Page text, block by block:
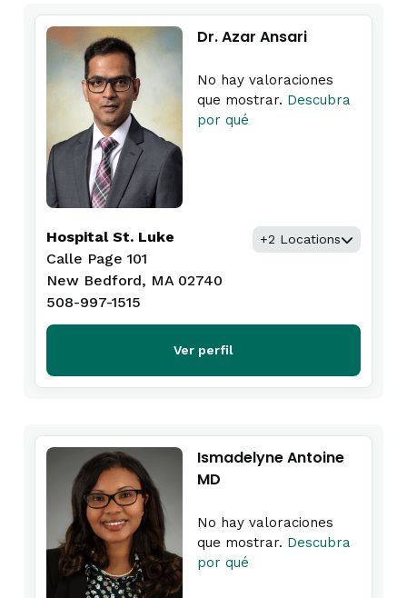
Dr. Azar Ansari
No hay valoraciones
que mostrar. Descubra
por qué
Hospital St. Luke
Calle Page 101
New Bedford, MA 02740
508-997-1515
+2 Locations
Ver perfil
Ismadelyne Antoine
MD
No hay valoraciones
que mostrar. Descubra
por qué